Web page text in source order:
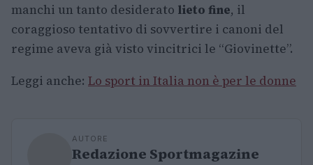
manchi un tanto desiderato lieto fine, il
coraggioso tentativo di sovvertire i canoni del
regime aveva già visto vincitrici le “Giovinette”.
Leggi anche: Lo sport in Italia non è per le donne
AUTORE
Redazione Sportmagazine